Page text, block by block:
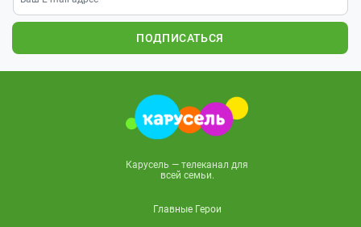
ПОДПИСАТЬСЯ
Карусель — телеканал для
всей семьи.
Главные Герои